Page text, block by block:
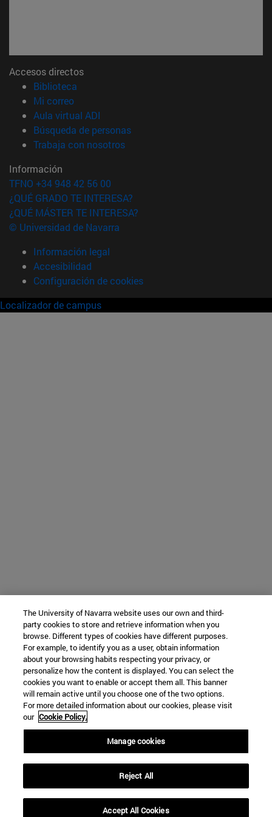
Accesos directos
Biblioteca
Mi correo(abre en nueva ventana)
Aula virtual ADI
Búsqueda de personas(abre en nueva ventana)
Trabaja con nosotros(abre en nueva ventana)
Información
TFNO +34 948 42 56 00
¿QUÉ GRADO TE INTERESA?
¿QUÉ MÁSTER TE INTERESA?
© Universidad de Navarra
Información legal
Accesibilidad
Configuración de cookies
Localizador de campus
The University of Navarra website uses our own and third-
party cookies to store and retrieve information when you
browse. Different types of cookies have different purposes.
For example, to identify you as a user, obtain information
about your browsing habits respecting your privacy, or
personalize how the content is displayed. You can select the
cookies you want to enable or accept them all. This banner
will remain active until you choose one of the two options.
For more detailed information about our cookies, please visit
our Cookie Policy.
Manage cookies
Reject All
Accept All Cookies